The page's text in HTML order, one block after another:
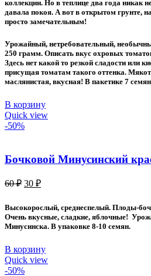
коллекции. Но в теплице два года никак
давала покоя. А вот в открытом грунте,
просто замечательным!
Урожайный, нетребовательный,
250 грамм. Описать вкус охровых
Здесь нет какой то резкой сладости или
присущая томатам такого оттенка.
маслянистая, вкусная! В пакетике 7 семян
В корзину
Quick view
-50%
Бочковой Минусинский
60₽ Первоначальная
составляла
60 ₽.
30 ₽Текущая
30 ₽.
Высокорослый, среднеспелый. Плоды-
Очень вкусные, сладкие, яблочные!
Минусинска. В упаковке 8-10 семян.
В корзину
Quick view
-50%